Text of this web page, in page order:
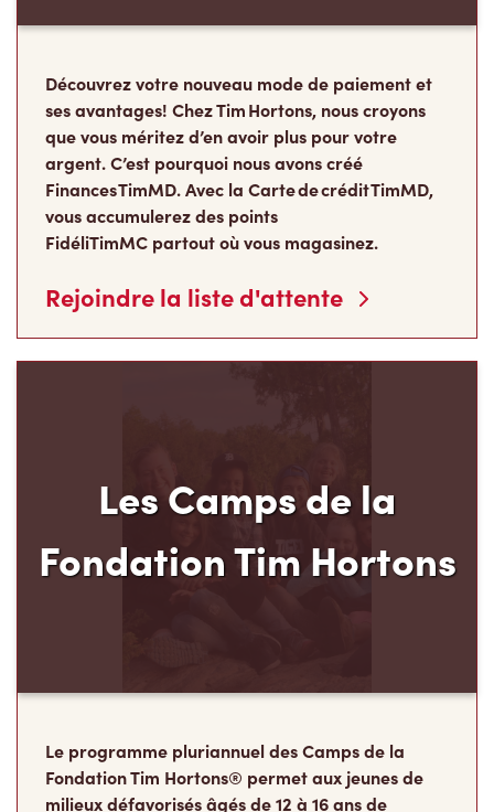
Découvrez votre nouveau mode de paiement et
que vous méritez d’en avoir plus pour votre
argent. C’est pourquoi nous avons créé
Finances TimMD. Avec la Carte de crédit TimMD,
vous accumulerez des points
FidéliTimMC partout où vous magasinez.
Rejoindre la liste d'attente
Fondation Tim Hortons
Le programme pluriannuel des Camps de la
milieux défavorisés âgés de 12 à 16 ans de
développer leur leadership, leur résilience et leur
sens des responsabilités, au moment carrefour